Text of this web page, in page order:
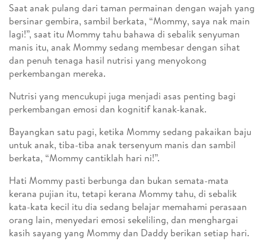
Saat anak pulang dari taman permainan dengan wajah yang
bersinar gembira, sambil berkata, “Mommy, saya nak main
lagi!”, saat itu Mommy tahu bahawa di sebalik senyuman
manis itu, anak Mommy sedang membesar dengan sihat
dan penuh tenaga hasil nutrisi yang menyokong
perkembangan mereka.
Nutrisi yang mencukupi juga menjadi asas penting bagi
perkembangan emosi dan kognitif kanak-kanak.
Bayangkan satu pagi, ketika Mommy sedang pakaikan baju
untuk anak, tiba-tiba anak tersenyum manis dan sambil
berkata, “Mommy cantiklah hari ni!”.
Hati Mommy pasti berbunga dan bukan semata-mata
kerana pujian itu, tetapi kerana Mommy tahu, di sebalik
kata-kata kecil itu dia sedang belajar memahami perasaan
orang lain, menyedari emosi sekeliling, dan menghargai
kasih sayang yang Mommy dan Daddy berikan setiap hari.